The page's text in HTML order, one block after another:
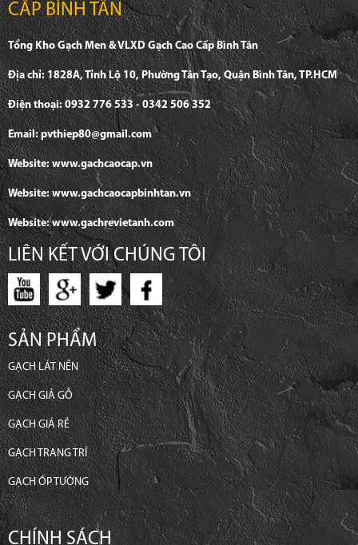
CẤP BÌNH TÂN
Tổng Kho Gạch Men & VLXD Gạch Cao Cấp Bình Tân
Địa chỉ: 1828A, Tỉnh Lộ 10, Phường Tân Tạo, Quận Bình Tân, TP.HCM
Điện thoại: 0932 776 533 - 0342 506 352
Email: pvthiep80@gmail.com
Website: www.gachcaocap.vn
Website: www.gachcaocapbinhtan.vn
Website: www.gachrevietanh.com
LIÊN KẾT VỚI CHÚNG TÔI
SẢN PHẨM
GẠCH LÁT NỀN
GẠCH GIẢ GỖ
GẠCH GIÁ RẺ
GẠCH TRANG TRÍ
GẠCH ỐP TƯỜNG
CHÍNH SÁCH